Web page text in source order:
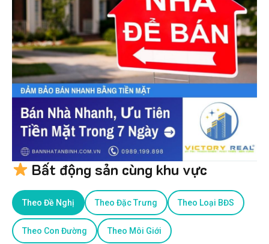
Bất động sản cùng khu vực
Theo Đề Nghị Theo Đặc Trưng Theo Loại BĐS
Theo Con Đường Theo Môi Giới